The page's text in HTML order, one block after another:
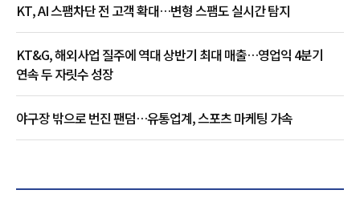
KT, AI 스팸차단 전 고객 확대…변형 스팸도 실시간 탐지
KT&G, 해외사업 질주에 역대 상반기 최대 매출…영업익 4분기
연속 두 자릿수 성장
야구장 밖으로 번진 팬덤…유통업계, 스포츠 마케팅 가속